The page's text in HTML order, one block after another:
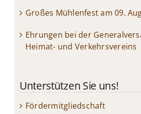
Großes Mühlenfest am 09.
Ehrungen bei der
Heimat- und Verkehrsvereins
Unterstützen Sie uns!
Fördermitgliedschaft